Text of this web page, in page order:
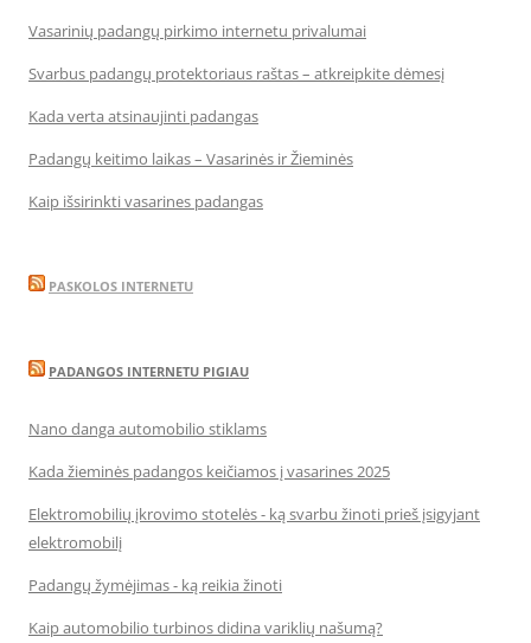
Vasarinių padangų pirkimo internetu privalumai
Svarbus padangų protektoriaus raštas – atkreipkite dėmesį
Kada verta atsinaujinti padangas
Padangų keitimo laikas – Vasarinės ir Žieminės
Kaip išsirinkti vasarines padangas
PASKOLOS INTERNETU
PADANGOS INTERNETU PIGIAU
Nano danga automobilio stiklams
Kada žieminės padangos keičiamos į vasarines 2025
Elektromobilių įkrovimo stotelės - ką svarbu žinoti prieš įsigyjant
elektromobilį
Padangų žymėjimas - ką reikia žinoti
Kaip automobilio turbinos didina variklių našumą?